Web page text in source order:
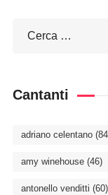
Cantanti
adriano celentano
amy winehouse(46)
antonello venditti (60)